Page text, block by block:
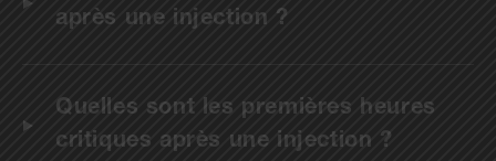
après une injection ?
Quelles sont les premières heures
critiques après une injection ?